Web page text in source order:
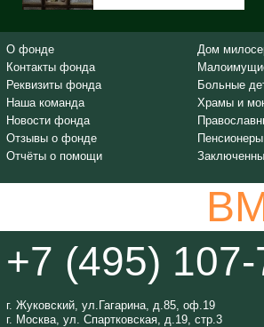
О фонде
Контакты фонда
Реквизиты фонда
Наша команда
Новости фонда
Отзывы о фонде
Отчёты о помощи
Дом
Больные
Храмы и
+7 (495)
г. Жуковский, ул.Гагарина, д.85, оф.19
г. Москва, ул. Спартковская, д.19, стр.3